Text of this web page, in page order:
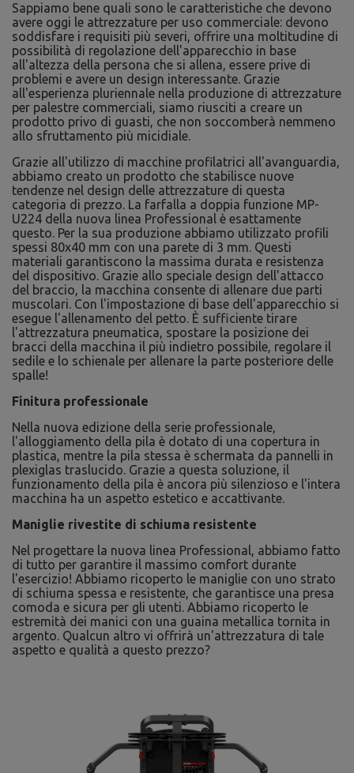
Sappiamo bene quali sono le caratteristiche che devono
avere oggi le attrezzature per uso commerciale: devono
soddisfare i requisiti più severi, offrire una moltitudine di
possibilità di regolazione dell'apparecchio in base
all'altezza della persona che si allena, essere prive di
problemi e avere un design interessante. Grazie
all'esperienza pluriennale nella produzione di attrezzature
per palestre commerciali, siamo riusciti a creare un
prodotto privo di guasti, che non soccomberà nemmeno
allo sfruttamento più micidiale.
Grazie all'utilizzo di macchine profilatrici all'avanguardia,
abbiamo creato un prodotto che stabilisce nuove
tendenze nel design delle attrezzature di questa
categoria di prezzo. La farfalla a doppia funzione MP-
U224 della nuova linea Professional è esattamente
questo. Per la sua produzione abbiamo utilizzato profili
spessi 80x40 mm con una parete di 3 mm. Questi
materiali garantiscono la massima durata e resistenza
del dispositivo. Grazie allo speciale design dell'attacco
del braccio, la macchina consente di allenare due parti
muscolari. Con l'impostazione di base dell'apparecchio si
esegue l'allenamento del petto. È sufficiente tirare
l'attrezzatura pneumatica, spostare la posizione dei
bracci della macchina il più indietro possibile, regolare il
sedile e lo schienale per allenare la parte posteriore delle
spalle!
Finitura professionale
Nella nuova edizione della serie professionale,
l'alloggiamento della pila è dotato di una copertura in
plastica, mentre la pila stessa è schermata da pannelli in
plexiglas traslucido. Grazie a questa soluzione, il
funzionamento della pila è ancora più silenzioso e l'intera
macchina ha un aspetto estetico e accattivante.
Maniglie rivestite di schiuma resistente
Nel progettare la nuova linea Professional, abbiamo fatto
di tutto per garantire il massimo comfort durante
l'esercizio! Abbiamo ricoperto le maniglie con uno strato
di schiuma spessa e resistente, che garantisce una presa
comoda e sicura per gli utenti. Abbiamo ricoperto le
estremità dei manici con una guaina metallica tornita in
argento. Qualcun altro vi offrirà un'attrezzatura di tale
aspetto e qualità a questo prezzo?